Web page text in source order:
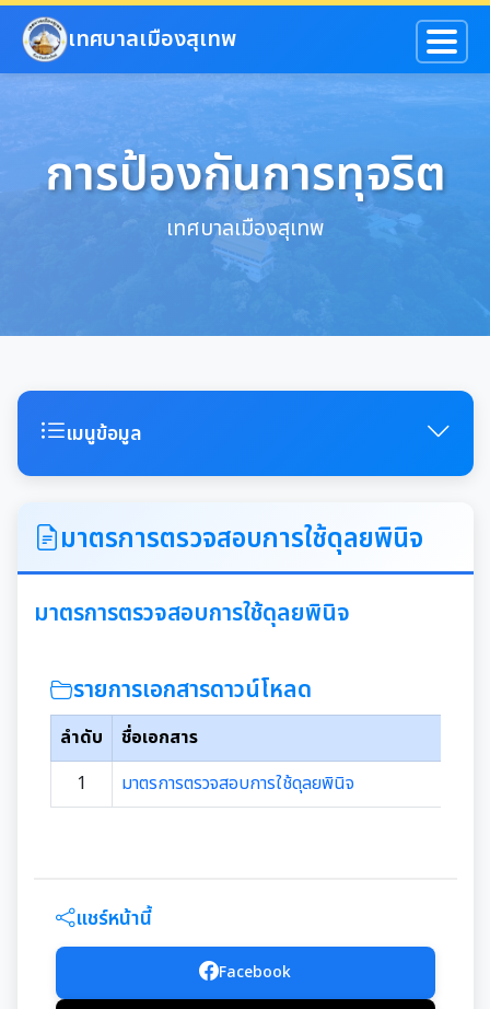
ข้ามไปยังเนื้อหาหลัก
เทศบาลเมืองสุเทพ
การป้องกันการทุจริต
เทศบาลเมืองสุเทพ
เมนูข้อมูล
คำแถลงนโยบายนายกเทศมนตรีเมืองสุเทพ
ประวัติความเป็นมา
อำนาจหน้าที่ของเทศบาล
แผนพัฒนาท้องถิ่น
แผนการดำเนินงาน
เดือน
รายงานผลการดำเนินงานประจำปี
คู่มือหรือมาตรฐานการปฏิบัติงาน
มุม KM การจัดการความรู้
มาตรการตรวจสอบการใช้ดุลยพินิจ
มาตรการตรวจสอบการใช้ดุลยพินิจ
รายการเอกสารดาวน์โหลด
ลำดับ
ชื่อเอกสาร
1
มาตรการตรวจสอบการใช้ดุลยพินิจ
แชร์หน้านี้
Facebook